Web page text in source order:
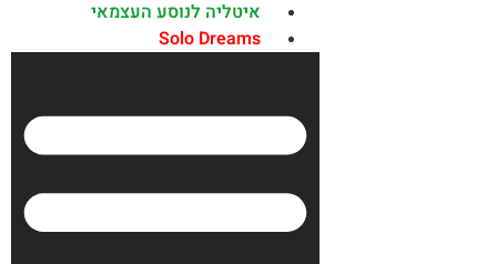
איטליה לנוסע העצמאי
Solo Dreams